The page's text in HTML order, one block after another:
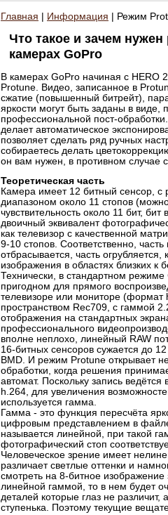
Главная | Информация | Режим
Что такое и зачем
камерах GoPro
В камерах GoPro начиная с HERO
Protune. Видео, записанное в
сжатие (повышенный битрейт),
яркости могут быть заданы в виде,
профессиональной пост-
делает автоматическое
позволяет сделать ряд ручных
собираетесь делать
он вам нужен, в противном случае
Теоретическая часть
Камера имеет 12 битный сенсор,
диапазоном около 11 стопов
чувствительность около 11 бит,
двоичный эквивалент
как телевизор с качественной
9-10 стопов. Соответственно,
отбрасывается, часть огрубляется,
изображения в областях близких к
Технически, в стандартном
пригодном для прямого
телевизоре или мониторе (формат
пространством Rec709, с гаммой
отображения на стандартных
профессионального
вполне неплохо, линейный RAW
16-битных сенсоров сужается до
BMD. И режим Protune открывает
обработки, когда решения
автомат. Поскольку запись
h.264, для увеличения
используется гамма.
Гамма - это функция пересчёта
цифровым представлением в
называется линейной, при такой
фотографический стоп
Человеческое зрение имеет
различает светлые оттенки и
смотреть на 8-битное изображение
линейной гаммой, то в нем будет
деталей которые глаз не различит,
ступенька. Поэтому текущие